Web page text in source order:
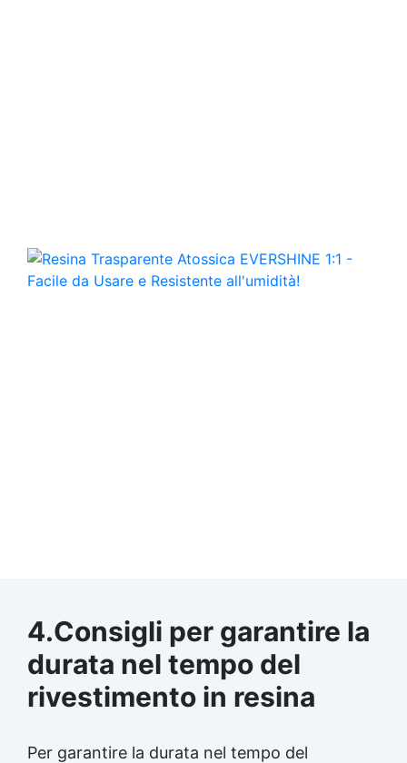
4.Consigli per garantire la
durata nel tempo del
rivestimento in resina
Per garantire la durata nel tempo del